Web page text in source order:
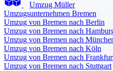
Umzug Müller
Umzugsunternehmen Bremen
Umzug von Bremen nach Berlin
Umzug von Bremen nach
Umzug von Bremen nach
Umzug von Bremen nach Köln
Umzug von Bremen nach
Umzug von Bremen nach Stuttgart